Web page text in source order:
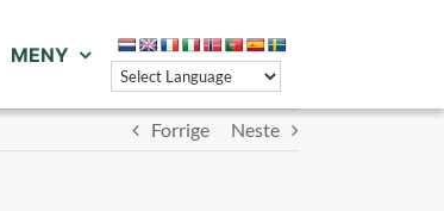
MENY
Forrige Neste